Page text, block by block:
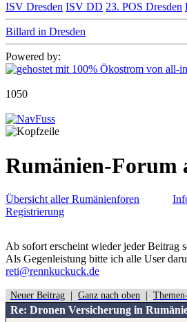
ISV Dresden ISV DD 23. POS Dresden
Billard in Dresden
Powered by:
1050
Rumänien-Forum
Übersicht aller Rumänienforen
Registrierung
Ab sofort erscheint wieder jeder Beitrag
Als Gegenleistung bitte ich alle User
reti@rennkuckuck.de
Neuer Beitrag Ganz nach oben
Re: Dronen Versicherung in